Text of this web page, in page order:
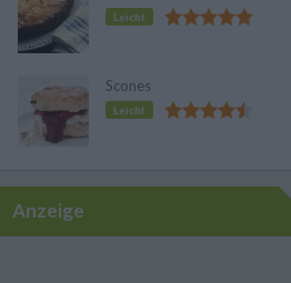
Leicht
Scones
Leicht
Anzeige